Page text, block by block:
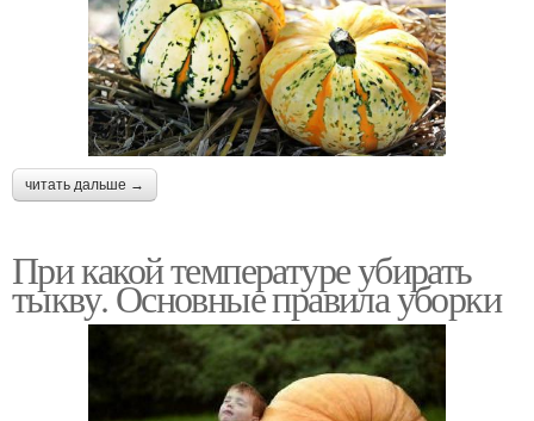
читать дальше →
При какой температуре убирать
тыкву. Основные правила уборки